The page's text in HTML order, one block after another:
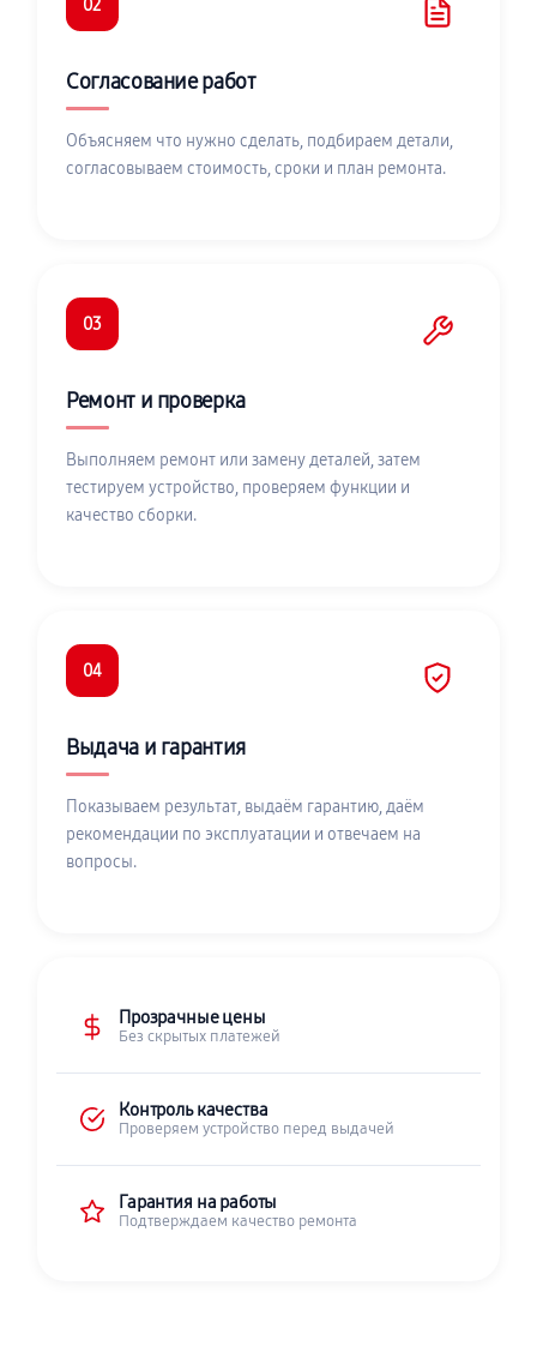
02
Согласование работ
Объясняем что нужно сделать, подбираем детали,
согласовываем стоимость, сроки и план ремонта.
03
Ремонт и проверка
Выполняем ремонт или замену деталей, затем
тестируем устройство, проверяем функции и
качество сборки.
04
Выдача и гарантия
Показываем результат, выдаём гарантию, даём
рекомендации по эксплуатации и отвечаем на
вопросы.
Прозрачные цены
Без скрытых платежей
Контроль качества
Проверяем устройство перед выдачей
Гарантия на работы
Подтверждаем качество ремонта